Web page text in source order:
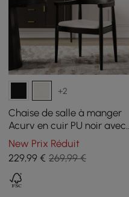
+2
Chaise de salle à manger
Acurv en cuir PU noir avec
pieds en bois, 1 pièce
New Prix Réduit
229,99 € 269,99 €